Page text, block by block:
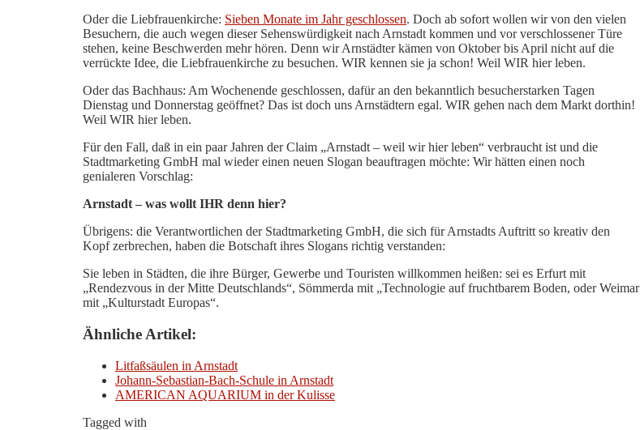
Oder die Liebfrauenkirche: Sieben Monate im Jahr geschlossen. Doch ab sofort wollen wir von den vielen
Besuchern, die auch wegen dieser Sehenswürdigkeit nach Arnstadt kommen und vor verschlossener Türe
stehen, keine Beschwerden mehr hören. Denn wir Arnstädter kämen von Oktober bis April nicht auf die
verrückte Idee, die Liebfrauenkirche zu besuchen. WIR kennen sie ja schon! Weil WIR hier leben.
Oder das Bachhaus: Am Wochenende geschlossen, dafür an den bekanntlich besucherstarken Tagen
Dienstag und Donnerstag geöffnet? Das ist doch uns Arnstädtern egal. WIR gehen nach dem Markt dorthin!
Weil WIR hier leben.
Für den Fall, daß in ein paar Jahren der Claim „Arnstadt – weil wir hier leben“ verbraucht ist und die
Stadtmarketing GmbH mal wieder einen neuen Slogan beauftragen möchte: Wir hätten einen noch
genialeren Vorschlag:
Arnstadt – was wollt IHR denn hier?
Übrigens: die Verantwortlichen der Stadtmarketing GmbH, die sich für Arnstadts Auftritt so kreativ den
Kopf zerbrechen, haben die Botschaft ihres Slogans richtig verstanden:
Sie leben in Städten, die ihre Bürger, Gewerbe und Touristen willkommen heißen: sei es Erfurt mit
„Rendezvous in der Mitte Deutschlands“, Sömmerda mit „Technologie auf fruchtbarem Boden, oder Weimar
mit „Kulturstadt Europas“.
Ähnliche Artikel:
Litfaßsäulen in Arnstadt
Johann-Sebastian-Bach-Schule in Arnstadt
AMERICAN AQUARIUM in der Kulisse
Tagged with